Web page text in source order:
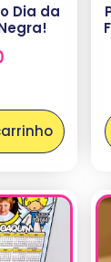
Dia da